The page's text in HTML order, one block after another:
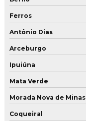
Ferros
Antônio Dias
Arceburgo
Ipuiúna
Mata Verde
Morada Nova de Minas
Coqueiral